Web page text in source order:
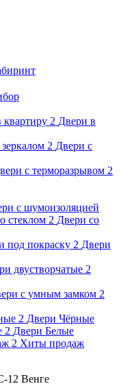
Двери в
Двери с
с шумоизоляцией
Двери со
Двери
Двери Чёрные
Двери Белые
Хиты продаж
12 Венге